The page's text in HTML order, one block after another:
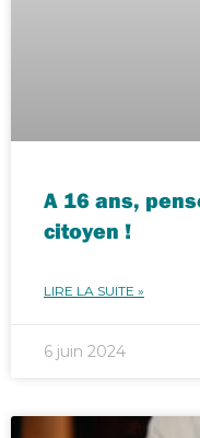
A 16 ans,
citoyen !
LIRE LA SUITE »
6 juin 2024